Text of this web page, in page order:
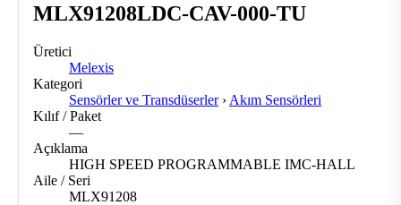
MLX91208LDC-CAV-000-TU
Üretici
Melexis
Kategori
Sensörler ve Transdüserler › Akım Sensörleri
Kılıf / Paket
—
Açıklama
HIGH SPEED PROGRAMMABLE IMC-HALL
Aile / Seri
MLX91208